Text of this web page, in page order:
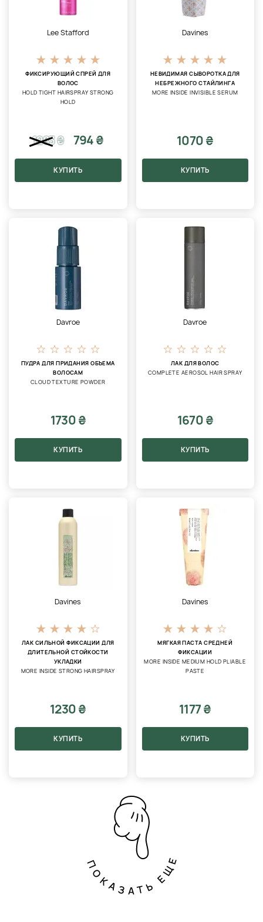
Lee Stafford
ФИКСИРУЮЩИЙ СПРЕЙ ДЛЯ
ВОЛОС
HOLD TIGHT HAIRSPRAY STRONG
HOLD
1283₴ 794 ₴
КУПИТЬ
Davines
НЕВИДИМАЯ СЫВОРОТКА ДЛЯ
НЕБРЕЖНОГО СТАЙЛИНГА
MORE INSIDE INVISIBLE SERUM
1070 ₴
КУПИТЬ
Davroe
ПУДРА ДЛЯ ПРИДАНИЯ ОБЪЕМА
ВОЛОСАМ
CLOUD TEXTURE POWDER
1730 ₴
КУПИТЬ
Davroe
ЛАК ДЛЯ ВОЛОС
COMPLETE AEROSOL HAIR SPRAY
1670 ₴
КУПИТЬ
Davines
ЛАК СИЛЬНОЙ ФИКСАЦИИ ДЛЯ
ДЛИТЕЛЬНОЙ СТОЙКОСТИ
УКЛАДКИ
MORE INSIDE STRONG HAIRSPRAY
1230 ₴
КУПИТЬ
Davines
МЯГКАЯ ПАСТА СРЕДНЕЙ
ФИКСАЦИИ
MORE INSIDE MEDIUM HOLD PLIABLE
PASTE
1177 ₴
КУПИТЬ
ПОКАЗАТЬ ЕЩЕ